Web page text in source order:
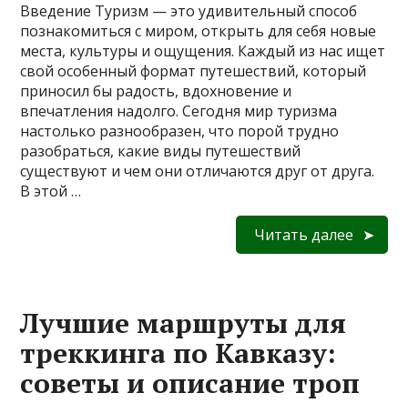
Введение Туризм — это удивительный способ
познакомиться с миром, открыть для себя новые
места, культуры и ощущения. Каждый из нас ищет
свой особенный формат путешествий, который
приносил бы радость, вдохновение и
впечатления надолго. Сегодня мир туризма
настолько разнообразен, что порой трудно
разобраться, какие виды путешествий
существуют и чем они отличаются друг от друга.
В этой …
Читать далее
Лучшие маршруты для
треккинга по Кавказу:
советы и описание троп